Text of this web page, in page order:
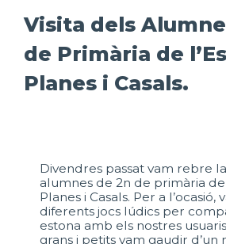
Visita dels
de Primària de
Planes i Casals.
Divendres passat vam rebre
alumnes de 2n de primària de
Planes i Casals. Per a
diferents jocs lúdics per
estona amb els nostres
grans i petits vam gaudir